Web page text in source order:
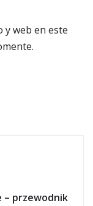
y web en este
– przewodnik